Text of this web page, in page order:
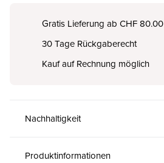
Gratis Lieferung ab CHF 80.00
30 Tage Rückgaberecht
Kauf auf Rechnung möglich
Nachhaltigkeit
Produktinformationen